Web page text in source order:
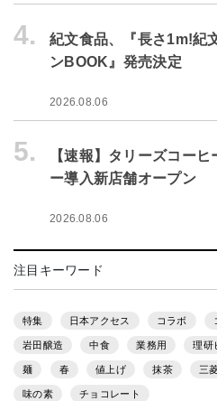
4.
紀文食品、『長さ1m!紀
ンBOOK』発売決定
2026.08.06
5.
【速報】タリーズコー
ー導入新店舗オープン
2026.08.06
注目キーワード
特集 日本アクセス コラボ
岩田醸造 中食 業務用 理研
麺 春 値上げ 抹茶 三
味の素 チョコレート